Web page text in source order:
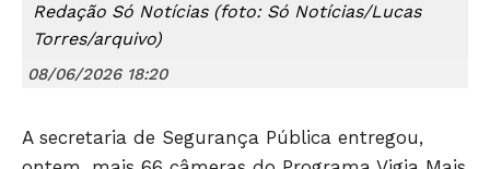
Redação Só Notícias (foto: Só Notícias/Lucas
Torres/arquivo)
08/06/2026 18:20
A secretaria de Segurança Pública entregou,